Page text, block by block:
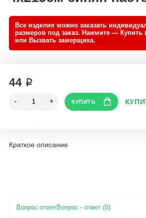
44 ₽
Краткое описание
Вопрос - ответ (0)